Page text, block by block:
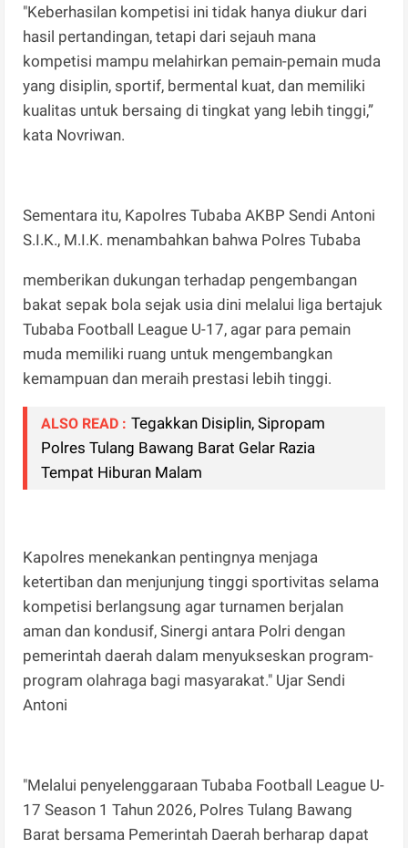
"Keberhasilan kompetisi ini tidak hanya diukur dari
hasil pertandingan, tetapi dari sejauh mana
kompetisi mampu melahirkan pemain-pemain muda
yang disiplin, sportif, bermental kuat, dan memiliki
kualitas untuk bersaing di tingkat yang lebih tinggi,”
kata Novriwan.
Sementara itu, Kapolres Tubaba AKBP Sendi Antoni
S.I.K., M.I.K. menambahkan bahwa Polres Tubaba
memberikan dukungan terhadap pengembangan
bakat sepak bola sejak usia dini melalui liga bertajuk
Tubaba Football League U-17, agar para pemain
muda memiliki ruang untuk mengembangkan
kemampuan dan meraih prestasi lebih tinggi.
ALSO READ : Tegakkan Disiplin, Sipropam
Polres Tulang Bawang Barat Gelar Razia
Tempat Hiburan Malam
Kapolres menekankan pentingnya menjaga
ketertiban dan menjunjung tinggi sportivitas selama
kompetisi berlangsung agar turnamen berjalan
aman dan kondusif, Sinergi antara Polri dengan
pemerintah daerah dalam menyukseskan program-
program olahraga bagi masyarakat." Ujar Sendi
Antoni
"Melalui penyelenggaraan Tubaba Football League U-
17 Season 1 Tahun 2026, Polres Tulang Bawang
Barat bersama Pemerintah Daerah berharap dapat